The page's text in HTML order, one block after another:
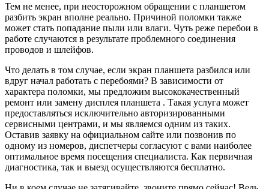
Тем не менее, при неосторожном обращении с планшетом
разбить экран вполне реально. Причиной поломки также
может стать попадание пыли или влаги. Чуть реже перебои в
работе случаются в результате проблемного соединения
проводов и шлейфов.
Что делать в том случае, если экран планшета разбился или
вдруг начал работать с перебоями? В зависимости от
характера поломки, мы предложим высококачественный
ремонт или замену дисплея планшета . Такая услуга может
предоставляться исключительно авторизированными
сервисными центрами, и мы являемся одним из таких.
Оставив заявку на официальном сайте или позвонив по
одному из номеров, диспетчеры согласуют с вами наиболее
оптимальное время посещения специалиста. Как первичная
диагностика, так и выезд осуществляются бесплатно.